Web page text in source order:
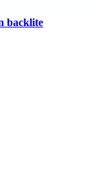
backlite